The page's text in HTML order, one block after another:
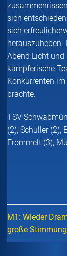
sich
sich
Abend Licht
kämpferische
Konkurrenten
brachte.
TSV
(2), Schuller (2),
Frommelt (3),
M1: Wieder
große Stimmung